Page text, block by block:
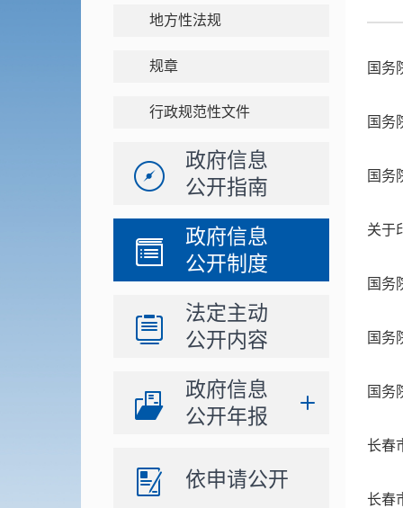
地方性法规
规章
行政规范性文件
政府信息
公开指南
政府信息
公开制度
法定主动
公开内容
政府信息
公开年报
依申请公开
国务
国务
国务
关于
国务
国务
国务
长春
长春